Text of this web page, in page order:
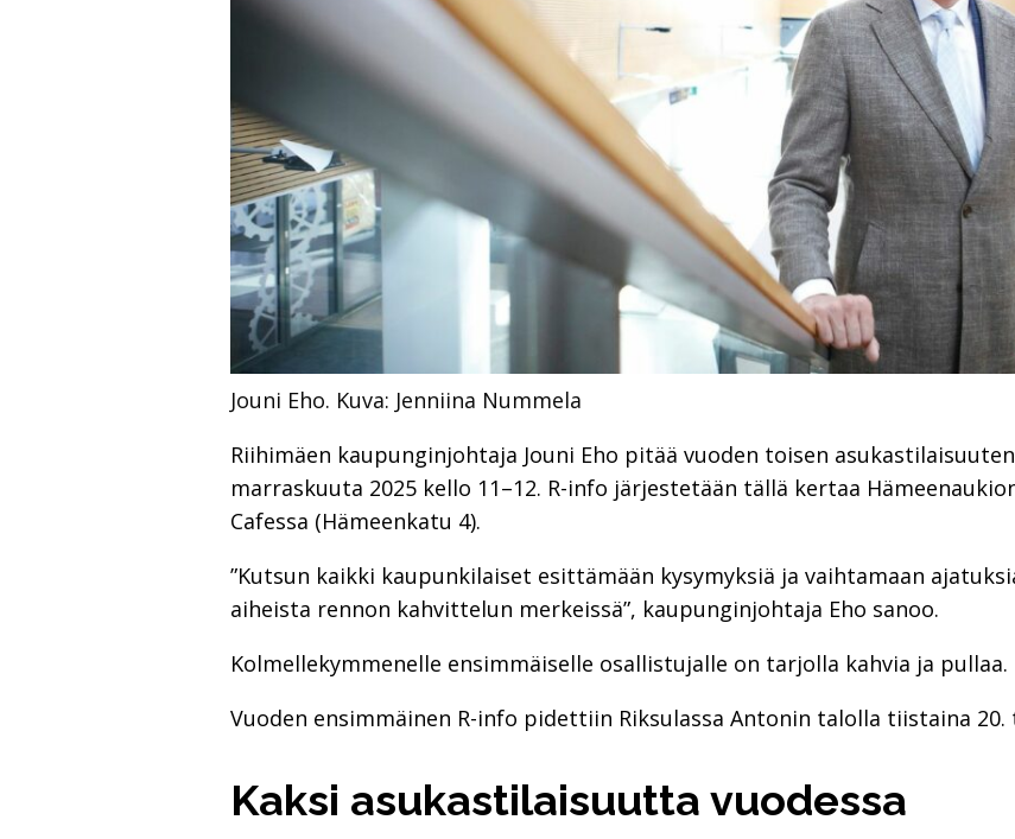
Jouni Eho. Kuva: Jenniina Nummela
Riihimäen kaupunginjohtaja Jouni Eho pitää vuoden toisen
marraskuuta 2025 kello 11–12. R-info järjestetään tällä kertaa
Cafessa (Hämeenkatu 4).
”Kutsun kaikki kaupunkilaiset esittämään kysymyksiä ja vaihtamaan
aiheista rennon kahvittelun merkeissä”, kaupunginjohtaja Eho sanoo.
Kolmellekymmenelle ensimmäiselle osallistujalle on tarjolla kahvia ja pullaa.
Vuoden ensimmäinen R-info pidettiin Riksulassa Antonin talolla tiistaina 20.
Kaksi asu­kas­ti­lai­suut­ta vuo­des­sa